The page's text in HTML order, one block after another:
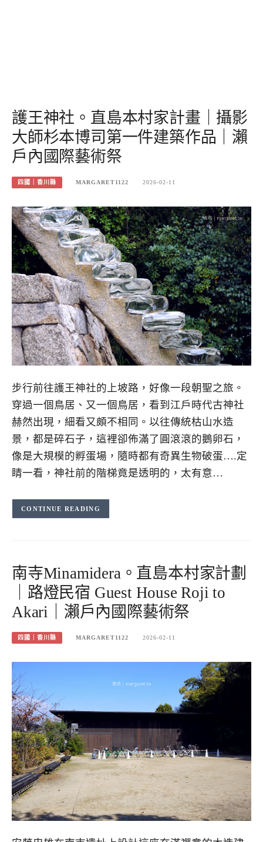
護王神社。直島本村家計畫｜攝影
大師杉本博司第一件建築作品｜瀨
戶內國際藝術祭
四國｜香川縣 MARGARET1122 2026-02-11
步行前往護王神社的上坡路，好像一段朝聖之旅。
穿過一個鳥居、又一個鳥居，看到江戶時代古神社
赫然出現，細看又頗不相同。以往傳統枯山水造
景，都是碎石子，這裡卻佈滿了圓滾滾的鵝卵石，
像是大規模的孵蛋場，隨時都有奇異生物破蛋….定
睛一看，神社前的階梯竟是透明的，太有意…
CONTINUE READING
南寺Minamidera。直島本村家計劃
｜路燈民宿 Guest House Roji to
Akari｜瀨戶內國際藝術祭
四國｜香川縣 MARGARET1122 2026-02-11